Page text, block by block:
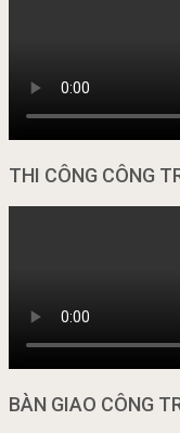
THI CÔNG CÔNG
BÀN GIAO CÔNG